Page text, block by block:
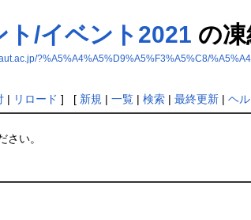
ト/イベント2021 の
?%A5%A4%A5%D9%A5%F3%A5%C8/
| リロード ] [ 新規 | 一覧| 検索| 最終更新| ヘ
さい。